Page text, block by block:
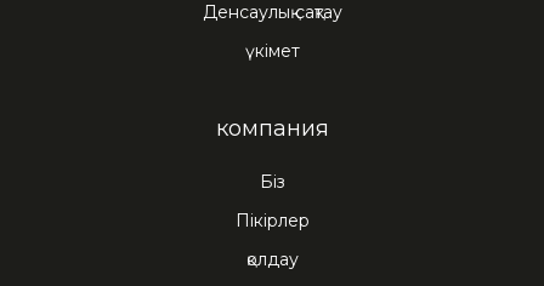
Денсаулық сақтау
үкімет
компания
Бiз
Пікірлер
қолдау